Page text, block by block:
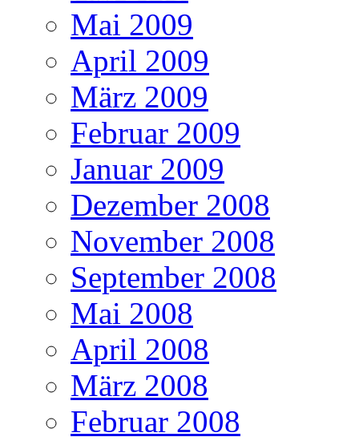
Mai 2009
April 2009
März 2009
Februar 2009
Januar 2009
Dezember 2008
November 2008
September 2008
Mai 2008
April 2008
März 2008
Februar 2008